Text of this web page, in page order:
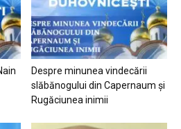
Despre minunea vindecării
slăbănogului din Capernaum și
Rugăciunea inimii